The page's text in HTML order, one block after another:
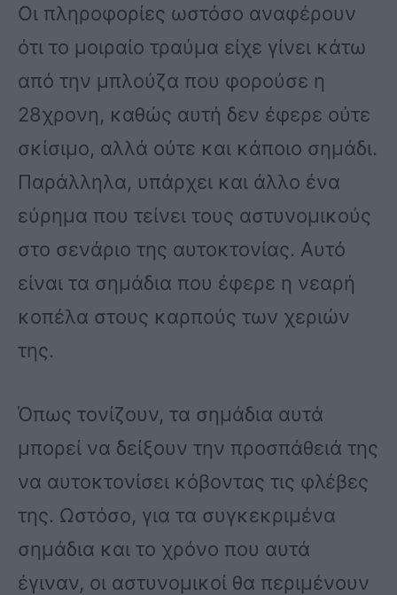
Οι πληροφορίες ωστόσο αναφέρουν
ότι το μοιραίο τραύμα είχε γίνει κάτω
από την μπλούζα που φορούσε η
28χρονη, καθώς αυτή δεν έφερε ούτε
σκίσιμο, αλλά ούτε και κάποιο σημάδι.
Παράλληλα, υπάρχει και άλλο ένα
εύρημα που τείνει τους αστυνομικούς
στο σενάριο της αυτοκτονίας. Αυτό
είναι τα σημάδια που έφερε η νεαρή
κοπέλα στους καρπούς των χεριών
της.
Όπως τονίζουν, τα σημάδια αυτά
μπορεί να δείξουν την προσπάθειά της
να αυτοκτονίσει κόβοντας τις φλέβες
της. Ωστόσο, για τα συγκεκριμένα
σημάδια και το χρόνο που αυτά
έγιναν, οι αστυνομικοί θα περιμένουν